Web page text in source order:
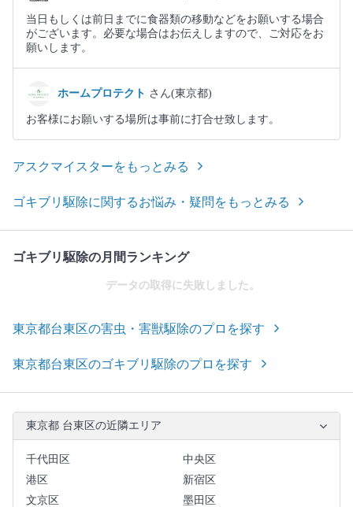
当日もしくは前日までに食器類の移動などをお願いする場合
がございます。必要な場合はお伝えしますので、ご対応をお
願いします。
ホームプロテクト さん(東京都)
お客様にお願いする場所は事前に打合せ致します。
アスクマイスターをもっとみる
ゴキブリ駆除に関するお悩み・疑問をもっとみる
ゴキブリ駆除の月間ランキング
データの取得に失敗しました。
東京都台東区の害虫・害獣駆除のプロを探す
東京都台東区のゴキブリ駆除のプロを探す
東京都 台東区の近隣エリア
千代田区
中央区
港区
新宿区
文京区
墨田区